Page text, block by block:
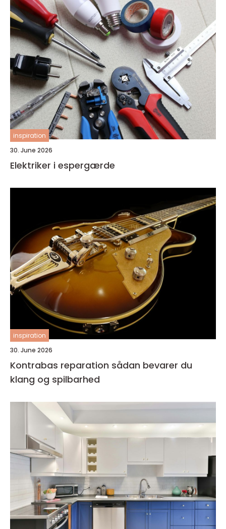
inspiration
30. June 2026
Elektriker i espergærde
inspiration
30. June 2026
Kontrabas reparation sådan bevarer du
klang og spilbarhed